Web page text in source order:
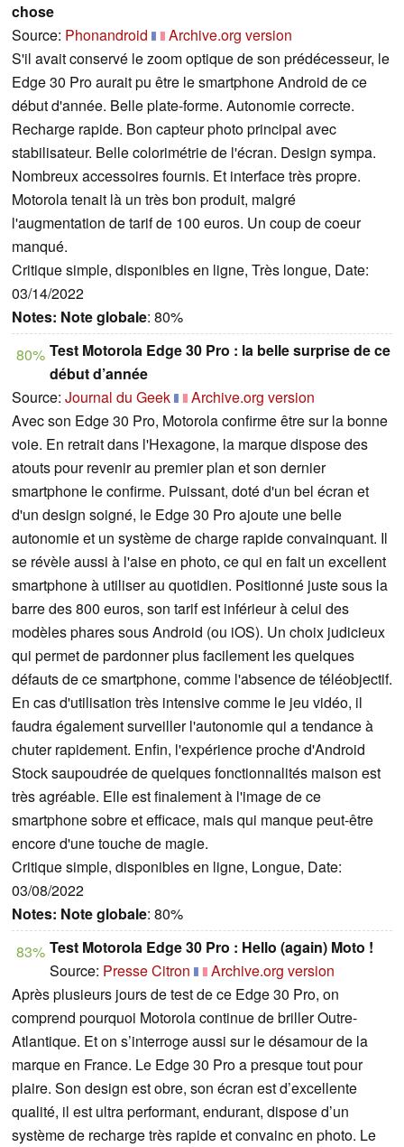
chose
Source: Phonandroid
Archive.org version
S'il avait conservé le zoom optique de son prédécesseur, le
Edge 30 Pro aurait pu être le smartphone Android de ce
début d'année. Belle plate-forme. Autonomie correcte.
Recharge rapide. Bon capteur photo principal avec
stabilisateur. Belle colorimétrie de l'écran. Design sympa.
Nombreux accessoires fournis. Et interface très propre.
Motorola tenait là un très bon produit, malgré
l'augmentation de tarif de 100 euros. Un coup de coeur
manqué.
Critique simple, disponibles en ligne, Très longue, Date:
03/14/2022
Notes: Note globale: 80%
80% Test Motorola Edge 30 Pro : la belle surprise de ce
début d’année
Source: Journal du Geek
Archive.org version
Avec son Edge 30 Pro, Motorola confirme être sur la bonne
voie. En retrait dans l'Hexagone, la marque dispose des
atouts pour revenir au premier plan et son dernier
smartphone le confirme. Puissant, doté d'un bel écran et
d'un design soigné, le Edge 30 Pro ajoute une belle
autonomie et un système de charge rapide convainquant. Il
se révèle aussi à l'aise en photo, ce qui en fait un excellent
smartphone à utiliser au quotidien. Positionné juste sous la
barre des 800 euros, son tarif est inférieur à celui des
modèles phares sous Android (ou iOS). Un choix judicieux
qui permet de pardonner plus facilement les quelques
défauts de ce smartphone, comme l'absence de téléobjectif.
En cas d'utilisation très intensive comme le jeu vidéo, il
faudra également surveiller l'autonomie qui a tendance à
chuter rapidement. Enfin, l'expérience proche d'Android
Stock saupoudrée de quelques fonctionnalités maison est
très agréable. Elle est finalement à l'image de ce
smartphone sobre et efficace, mais qui manque peut-être
encore d'une touche de magie.
Critique simple, disponibles en ligne, Longue, Date:
03/08/2022
Notes: Note globale: 80%
83% Test Motorola Edge 30 Pro : Hello (again) Moto !
Source: Presse Citron
Archive.org version
Après plusieurs jours de test de ce Edge 30 Pro, on
comprend pourquoi Motorola continue de briller Outre-
Atlantique. Et on s’interroge aussi sur le désamour de la
marque en France. Le Edge 30 Pro a presque tout pour
plaire. Son design est obre, son écran est d’excellente
qualité, il est ultra performant, endurant, dispose d’un
système de recharge très rapide et convainc en photo. Le